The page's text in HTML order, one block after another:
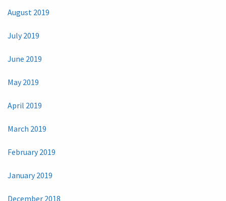
August 2019
July 2019
June 2019
May 2019
April 2019
March 2019
February 2019
January 2019
December 2018